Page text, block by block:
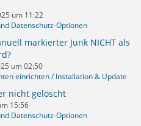
um 11:22
Datenschutz-Optionen
markierter Junk NICHT als
um 02:50
einrichten / Installation & Update
nicht gelöscht
15:56
Datenschutz-Optionen